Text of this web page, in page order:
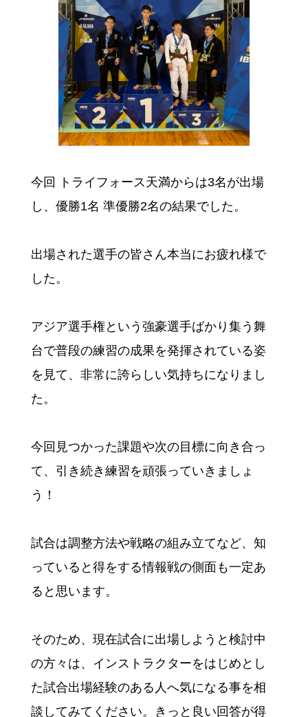
今回 トライフォース天満からは3名が出場
し、優勝1名 準優勝2名の結果でした。
出場された選手の皆さん本当にお疲れ様で
した。
アジア選手権という強豪選手ばかり集う舞
台で普段の練習の成果を発揮されている姿
を見て、非常に誇らしい気持ちになりまし
た。
今回見つかった課題や次の目標に向き合っ
て、引き続き練習を頑張っていきましょ
う！
試合は調整方法や戦略の組み立てなど、知
っていると得をする情報戦の側面も一定あ
ると思います。
そのため、現在試合に出場しようと検討中
の方々は、インストラクターをはじめとし
た試合出場経験のある人へ気になる事を相
談してみてください。きっと良い回答が得